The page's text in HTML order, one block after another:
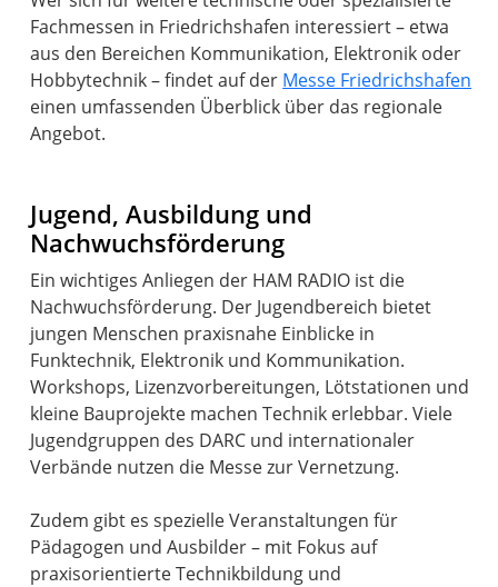
Fachmessen in Friedrichshafen interessiert – etwa
aus den Bereichen Kommunikation, Elektronik oder
Hobbytechnik – findet auf der Messe Friedrichshafen
einen umfassenden Überblick über das regionale
Angebot.
Jugend, Ausbildung und
Nachwuchsförderung
Ein wichtiges Anliegen der HAM RADIO ist die
Nachwuchsförderung. Der Jugendbereich bietet
jungen Menschen praxisnahe Einblicke in
Funktechnik, Elektronik und Kommunikation.
Workshops, Lizenzvorbereitungen, Lötstationen und
kleine Bauprojekte machen Technik erlebbar. Viele
Jugendgruppen des DARC und internationaler
Verbände nutzen die Messe zur Vernetzung.
Zudem gibt es spezielle Veranstaltungen für
Pädagogen und Ausbilder – mit Fokus auf
praxisorientierte Technikbildung und